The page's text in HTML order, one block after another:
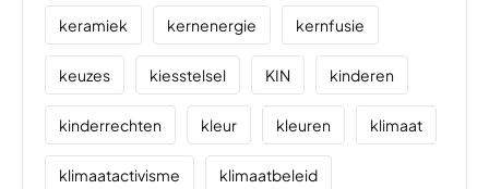
keramiek kernenergie kernfusie
keuzes kiesstelsel KIN kinderen
kinderrechten kleur kleuren klimaat
klimaatactivisme klimaatbeleid